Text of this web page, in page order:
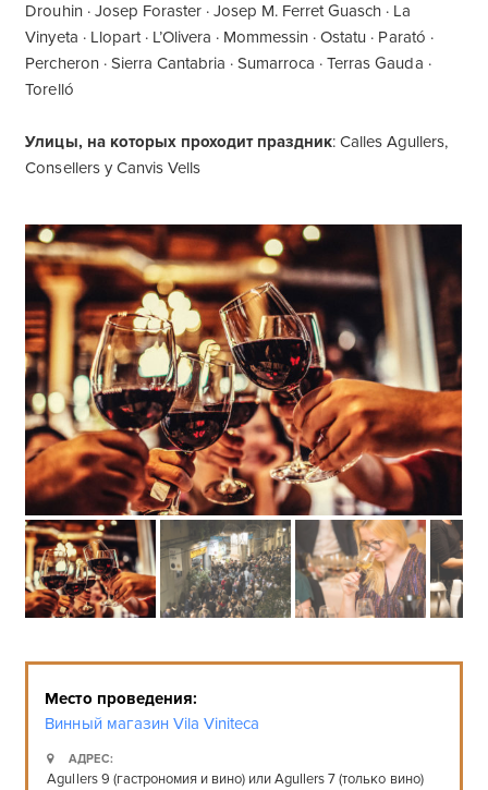
Drouhin · Josep Foraster · Josep M. Ferret Guasch · La
Vinyeta · Llopart · L’Olivera · Mommessin · Ostatu · Parató ·
Percheron · Sierra Cantabria · Sumarroca · Terras Gauda ·
Torelló
Улицы, на которых проходит праздник: Calles Agullers,
Consellers y Canvis Vells
Место проведения:
Винный магазин Vila Viniteca
АДРЕС:
Agullers 9 (гастрономия и вино) или Agullers 7 (только вино)